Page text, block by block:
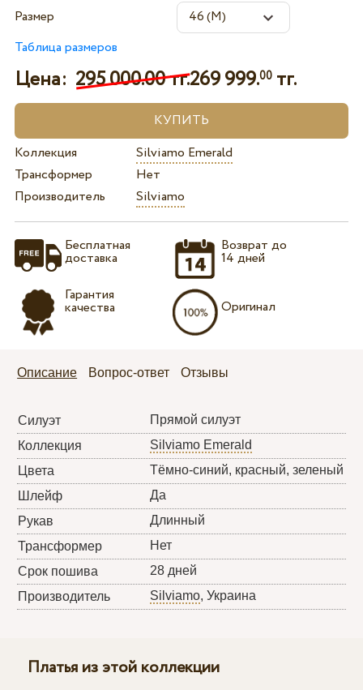
Размер
Таблица размеров
Цена: 295 000.00 тг.269 999.00тг.
Коллекция
Silviamo Emerald
Трансформер
Нет
Производитель
Silviamo
Бесплатная
доставка
Гарантия
качества
Возврат до
14 дней
Оригинал
Описание Вопрос-ответ Отзывы
Силуэт
Прямой силуэт
Коллекция
Silviamo Emerald
Цвета
Тёмно-синий, красный, зеленый
Шлейф
Да
Рукав
Длинный
Трансформер
Нет
Срок пошива
28 дней
Производитель
Silviamo, Украина
Платья из этой коллекции